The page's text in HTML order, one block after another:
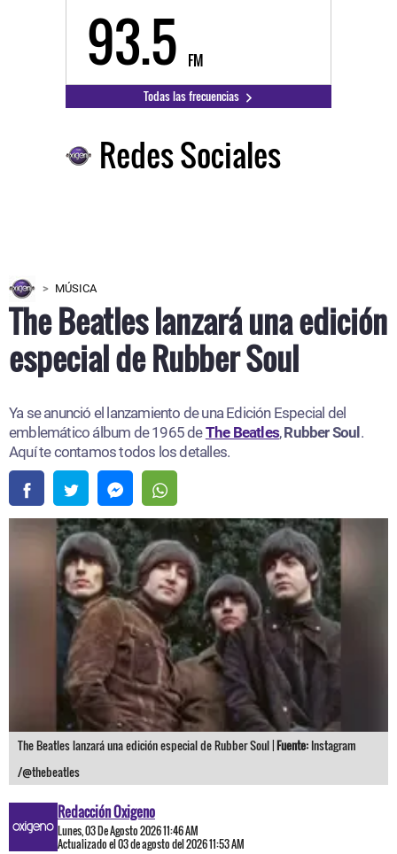
93.5 FM
Todas las frecuencias
Redes Sociales
MÚSICA
The Beatles lanzará una edición
especial de Rubber Soul
Ya se anunció el lanzamiento de una Edición Especial del
emblemático álbum de 1965 deThe Beatles,Rubber Soul .
Aquí te contamos todos los detalles.
The Beatles lanzará una edición especial de Rubber Soul |Fuente: Instagram
/@thebeatles
Redacción Oxigeno
Lunes, 03 De Agosto 2026 11:46 AM
Actualizado el 03 de agosto del 2026 11:53 AM